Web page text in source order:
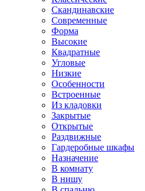
Скандинавские
Современные
Форма
Высокие
Квадратные
Угловые
Низкие
Особенности
Встроенные
Из кладовки
Закрытые
Открытые
Раздвижные
Гардеробные шкафы
Назначение
В комнату
В нишу